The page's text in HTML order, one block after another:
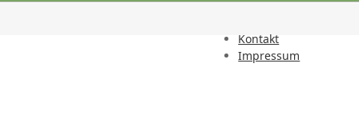
Kontakt
Impressum